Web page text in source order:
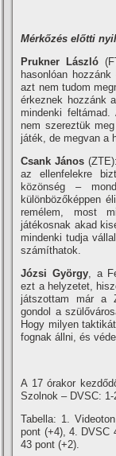
Mérkőzés előtti
Prukner László
hasonlóan
azt nem tudom
érkeznek hozzánk
mindenki
nem szereztük
játék, de megvan a
Csank János
az ellenfelekre
közönség –
különbözőképpen
remélem, most
játékosnak akad
mindenki tudja
számí­thatok.
Józsi György, a
ezt a helyzetet,
játszottam már a
gondol a
Hogy milyen
fognak állni, és
A 17 órakor
Szolnok – DVSC:
Tabella: 1.
pont (+4), 4. DVSC
43 pont (+2).